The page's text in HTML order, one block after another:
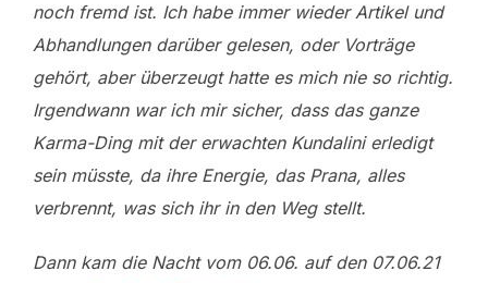
noch fremd ist. Ich habe immer wieder Artikel und
Abhandlungen darüber gelesen, oder Vorträge
gehört, aber überzeugt hatte es mich nie so richtig.
Irgendwann war ich mir sicher, dass das ganze
Karma-Ding mit der erwachten Kundalini erledigt
sein müsste, da ihre Energie, das Prana, alles
verbrennt, was sich ihr in den Weg stellt.
Dann kam die Nacht vom 06.06. auf den 07.06.21